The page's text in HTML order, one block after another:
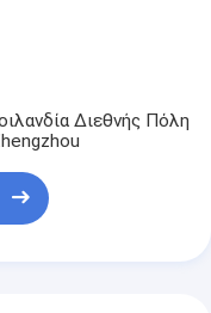
Διεθνής Πόλη